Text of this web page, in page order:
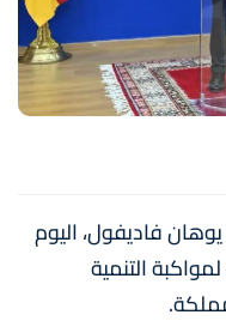
يوهان فاديفول، اليوم
التنمية